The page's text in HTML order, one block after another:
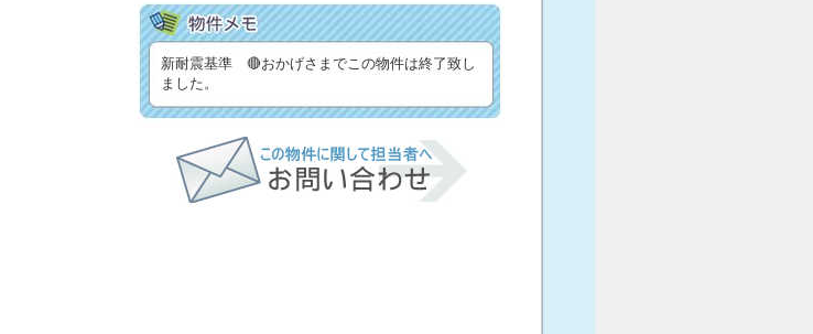
新耐震基準 🔴おかげさまでこの物件は終了致し
ました。